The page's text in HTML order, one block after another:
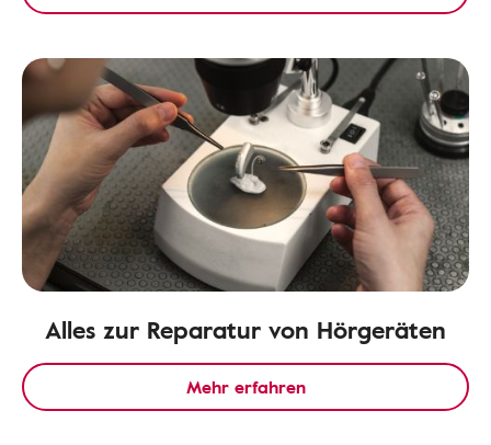
Alles zur Reparatur von Hörgeräten
Mehr erfahren